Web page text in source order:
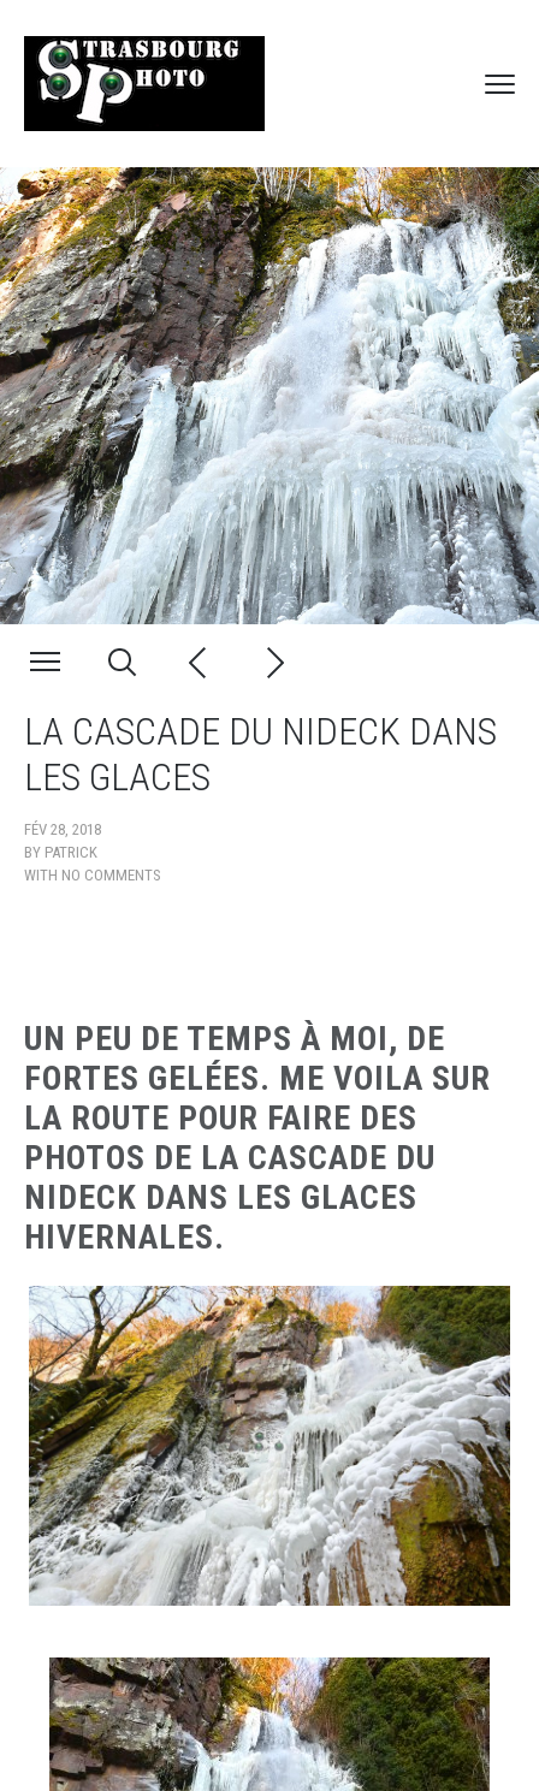
LA CASCADE DU NIDECK DANS
LES GLACES
FÉV 28, 2018
BY PATRICK
WITH NO COMMENTS
UN PEU DE TEMPS À MOI, DE
FORTES GELÉES. ME VOILA SUR
LA ROUTE POUR FAIRE DES
PHOTOS DE LA CASCADE DU
NIDECK DANS LES GLACES
HIVERNALES.